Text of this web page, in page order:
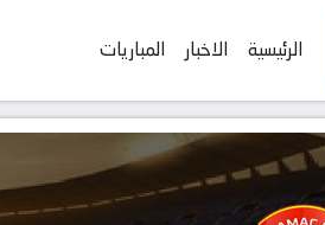
الرئيسية الاخبار المباريات